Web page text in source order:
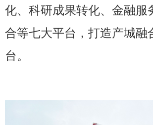
化、科研成果转化、金融服
合等七大平台，打造产城融
台。